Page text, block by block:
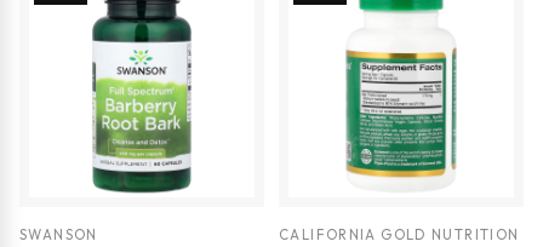
SWANSON CALIFORNIA GOLD NUTRITION